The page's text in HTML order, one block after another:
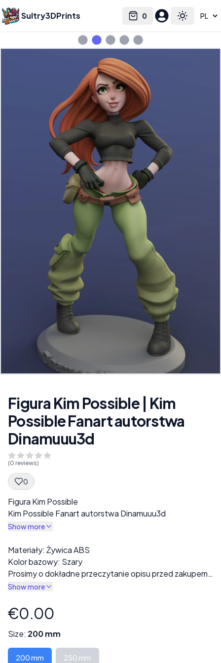
Sultry3DPrints 0
Cart Toggle
Select language
Figura Kim Possible | Kim
Possible Fanart autorstwa
Dinamuuu3d
(0 reviews)
0
Spec Description
Figura Kim Possible
Kim Possible Fanart autorstwa Dinamuuu3d
Show more
Description
Materiały: Żywica ABS
Kolor bazowy: Szary
Prosimy o dokładne przeczytanie opisu przed zakupem!
Gotowy wydruk będzie wykonany z szarej żywicy. W
pełni ubrane lub nagie.
Każdy wydruk jest starannie sprawdzany pod kątem
wad lub błędów druku przed wysyłką.
wymagać montażu.
Show more
Product information
€0.00
Size: 200 mm
200 mm 250 mm